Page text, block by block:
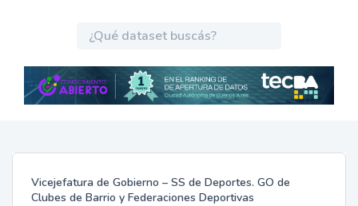
Vicejefatura de Gobierno – SS de Deportes. GO de
Clubes de Barrio y Federaciones Deportivas